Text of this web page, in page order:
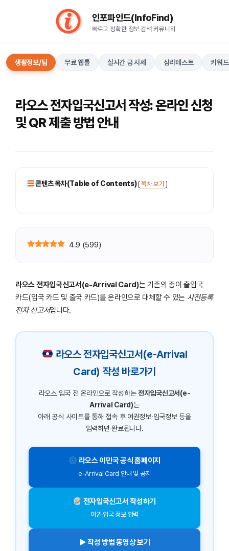
인포파인드(InfoFind)​​​​
빠르고 정확한 정보 검색 커뮤니티
생활정보/팁 무료 웹툴 실시간 금 시세 심리테스트 키워
라오스 전자입국신고서 작성: 온라인 신청
및 QR 제출 방법 안내
콘텐츠 목차(Table of Contents)[목차 보기 ]
4.9 (599)
라오스 전자입국신고서(e-Arrival Card)는 기존의 종이 출입국
카드(입국 카드 및 출국 카드)를 온라인으로 대체할 수 있는 사전등록
전자 신고서입니다.
라오스 전자입국신고서(e-Arrival
Card) 작성 바로가기
라오스 입국 전 온라인으로 작성하는전자입국신고서(e-
Arrival Card)는
아래 공식 사이트를 통해 접속 후 여권정보·입국정보 등을
입력하면 완료됩니다.
라오스 이민국 공식 홈페이지
e-Arrival Card 안내 및 공지
전자입국신고서 작성하기
여권·입국 정보 입력
▶ 작성 방법 동영상 보기